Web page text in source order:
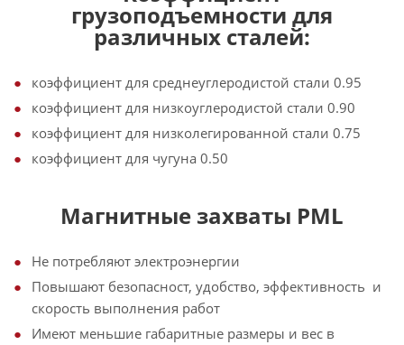
грузоподъемности для
различных сталей:
коэффициент для среднеуглеродистой стали 0.95
коэффициент для низкоуглеродистой стали 0.90
коэффициент для низколегированной стали 0.75
коэффициент для чугуна 0.50
Магнитные захваты PML
Не потребляют электроэнергии
Повышают безопасност, удобство, эффективность и
скорость выполнения работ
Имеют меньшие габаритные размеры и вес в